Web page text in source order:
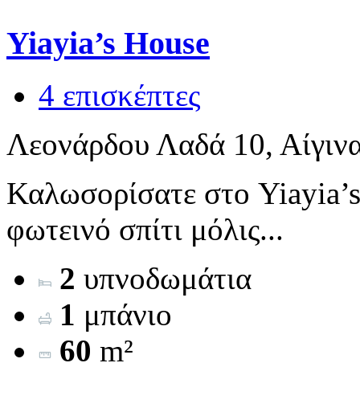
Yiayia’s House
4 επισκέπτες
Λεονάρδου Λαδά 10,
Καλωσορίσατε στο
φωτεινό σπίτι μόλις...
2 υπνοδωμάτια
1 μπάνιο
60 m²